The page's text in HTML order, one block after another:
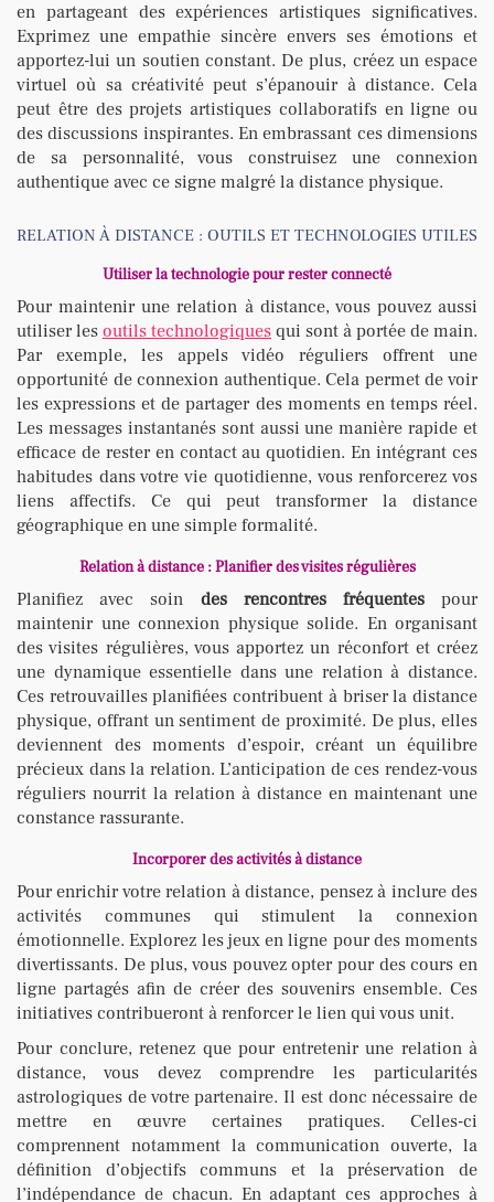
en partageant des expériences artistiques significatives.
Exprimez une empathie sincère envers ses émotions et
apportez-lui un soutien constant. De plus, créez un espace
virtuel où sa créativité peut s’épanouir à distance. Cela
peut être des projets artistiques collaboratifs en ligne ou
des discussions inspirantes. En embrassant ces dimensions
de sa personnalité, vous construisez une connexion
authentique avec ce signe malgré la distance physique.
RELATION À DISTANCE : OUTILS ET TECHNOLOGIES UTILES
Utiliser la technologie pour rester connecté
Pour maintenir une relation à distance, vous pouvez aussi
utiliser les outils technologiques qui sont à portée de main.
Par exemple, les appels vidéo réguliers offrent une
opportunité de connexion authentique. Cela permet de voir
les expressions et de partager des moments en temps réel.
Les messages instantanés sont aussi une manière rapide et
efficace de rester en contact au quotidien. En intégrant ces
habitudes dans votre vie quotidienne, vous renforcerez vos
liens affectifs. Ce qui peut transformer la distance
géographique en une simple formalité.
Relation à distance : Planifier des visites régulières
Planifiez avec soin des rencontres fréquentespour
maintenir une connexion physique solide. En organisant
des visites régulières, vous apportez un réconfort et créez
une dynamique essentielle dans une relation à distance.
Ces retrouvailles planifiées contribuent à briser la distance
physique, offrant un sentiment de proximité. De plus, elles
deviennent des moments d’espoir, créant un équilibre
précieux dans la relation. L’anticipation de ces rendez-vous
réguliers nourrit la relation à distance en maintenant une
constance rassurante.
Incorporer des activités à distance
Pour enrichir votre relation à distance, pensez à inclure des
activités communes qui stimulent la connexion
émotionnelle. Explorez les jeux en ligne pour des moments
divertissants. De plus, vous pouvez opter pour des cours en
ligne partagés afin de créer des souvenirs ensemble. Ces
initiatives contribueront à renforcer le lien qui vous unit.
Pour conclure, retenez que pour entretenir une relation à
distance, vous devez comprendre les particularités
astrologiques de votre partenaire. Il est donc nécessaire de
mettre en œuvre certaines pratiques. Celles-ci
comprennent notamment la communication ouverte, la
définition d’objectifs communs et la préservation de
l’indépendance de chacun. En adaptant ces approches à